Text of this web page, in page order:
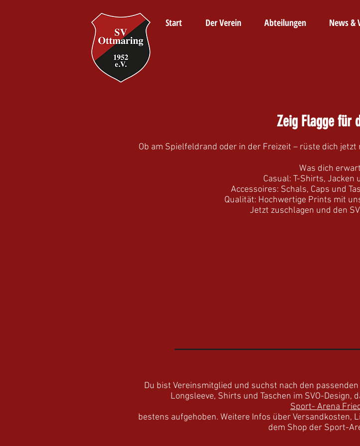
Start Der Verein Abteilungen News &
Zeig Flagge für
​Ob am Spielfeldrand oder in der Freizeit – rüste dich
Was dich
​Casual: T-Shirts, Jacken
​Accessoires: Schals, Caps und
​Qualität: Hochwertige Prints mit
​Jetzt zuschlagen und den
Du bist Vereinsmitglied und suchst nach den
Longsleeve, Shirts und Taschen im SVO-Design,
Sport- Arena
bestens aufgehoben. Weitere Infos über Versandkosten,
dem Shop der Sport-